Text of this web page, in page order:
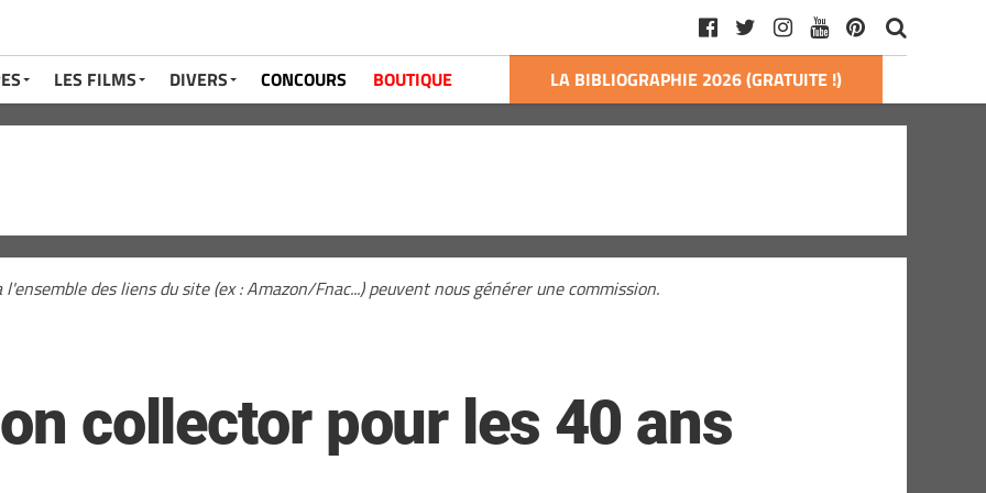
LES FILMS DIVERS CONCOURS BOUTIQUE LA BIBLIOGRAPHIE 2026 (GRATUITE !)
des liens du site (ex : Amazon/Fnac...) peuvent nous générer une commission.
collector pour les 40 ans